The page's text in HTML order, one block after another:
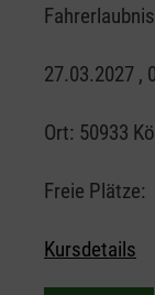
27.03.2027 ,
Ort: 50933
Freie Plätze:
Kursdetails